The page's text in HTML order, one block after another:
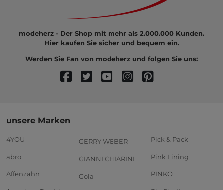
modeherz - Der Shop mit mehr als 2.000.000 Kunden.
Hier kaufen Sie sicher und bequem ein.
Werden Sie Fan von modeherz und folgen Sie uns:
unsere Marken
4YOU
abro
Affenzahn
GERRY WEBER
GIANNI CHIARINI
Gola
Pick & Pack
Pink Lining
PINKO